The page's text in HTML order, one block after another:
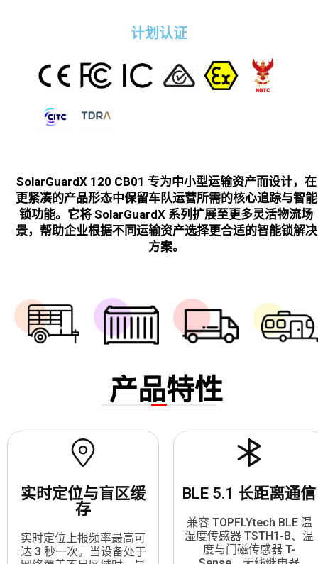
计划认证
SolarGuardX 120 CB01 专为中小型运输资产而设计，在
更紧凑的产品形态中保留车队运营所需的核心追踪与智能
锁功能。它将 SolarGuardX 系列扩展至更多灵活物流场
景，帮助企业根据不同运输资产选择更合适的智能锁解决
方案。
产品特性
实时定位与盲区缓
存
实时定位上报频率最高可
达 3 秒一次。当设备处于
BLE 5.1 长距离通信
兼容 TOPFLYtech BLE 温
湿度传感器 TSTH1-B、温
度与门磁传感器 T-